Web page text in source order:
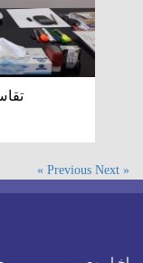
« Previous
Next »